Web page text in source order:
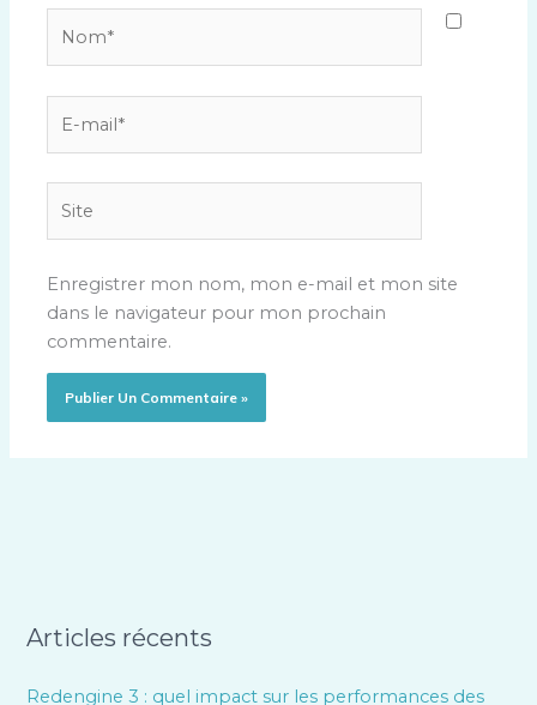
mail*
Enregistrer mon nom, mon e-mail et mon site
dans le navigateur pour mon prochain
commentaire.
Articles récents
Redengine 3 : quel impact sur les performances des